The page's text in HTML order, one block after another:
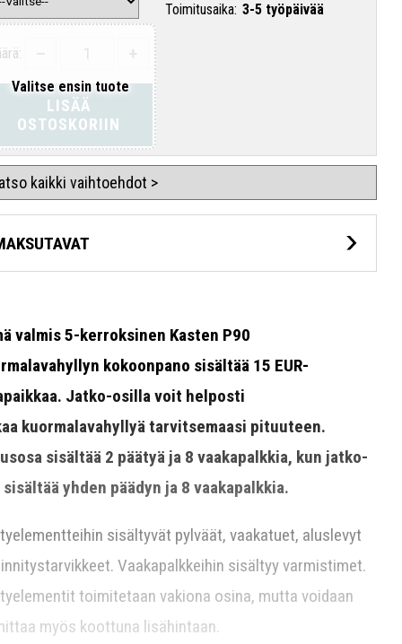
Valitse ensin tuote
LISÄÄ
OSTOSKORIIN
Toimitusaika: 3-5 työpäivää
kaikki vaihtoehdot >
valmis 5-kerroksinen Kasten P90
kokoonpano sisältää 15 EUR-
Jatko-osilla voit helposti
kuormalavahyllyä tarvitsemaasi pituuteen.
sisältää 2 päätyä ja 8 vaakapalkkia, kun jatko-
sisältää yhden päädyn ja 8 vaakapalkkia.
sisältyvät pylväät, vaakatuet, aluslevyt
Vaakapalkkeihin sisältyy varmistimet.
toimitetaan vakiona osina, mutta voidaan
myös koottuna lisähintaan.